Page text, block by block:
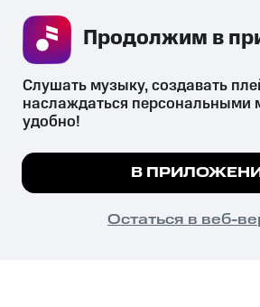
СКАЧАТЬ
психотропных веществ, их аналогов
их незаконный оборот запрещён и влечёт
законодательством ответственность.
© 2026 ООО «КИОН».
Все права защищены
Мы используем куки, чтобы на
Подробнее
ПОНЯТНО
Слушать музыку, создавать
наслаждаться персональными
удобно!
В
Остаться в веб-